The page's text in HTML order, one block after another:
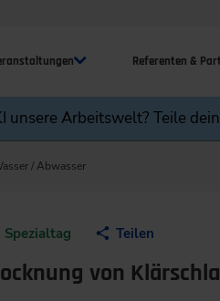
Referenten &
unsere Arbeitswelt? Teile
/ Abwasser
Spezialtag Teilen
von